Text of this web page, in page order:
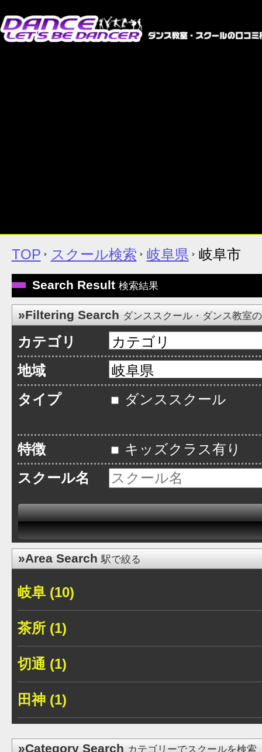
TOP スクール検索 岐阜県 岐阜市
Search Result 検索結果
»Filtering Search ダンススクール・ダンス教室
カテゴリ
地域
タイプ
ダンススクール
特徴
キッズクラス有り
スクール名
»Area Search駅で絞る
岐阜 (10)
茶所 (1)
切通 (1)
田神 (1)
»Category Search カテゴリーでスクールを検索